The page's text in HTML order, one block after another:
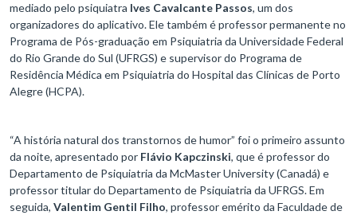
mediado pelo psiquiatra Ives Cavalcante Passos, um dos
organizadores do aplicativo. Ele também é professor permanente no
Programa de Pós-graduação em Psiquiatria da Universidade Federal
do Rio Grande do Sul (UFRGS) e supervisor do Programa de
Residência Médica em Psiquiatria do Hospital das Clínicas de Porto
Alegre (HCPA).
“A história natural dos transtornos de humor” foi o primeiro assunto
da noite, apresentado por Flávio Kapczinski, que é professor do
Departamento de Psiquiatria da McMaster University (Canadá) e
professor titular do Departamento de Psiquiatria da UFRGS. Em
seguida, Valentim Gentil Filho, professor emérito da Faculdade de